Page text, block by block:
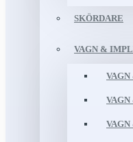
SKÖRDARE
VAGN &